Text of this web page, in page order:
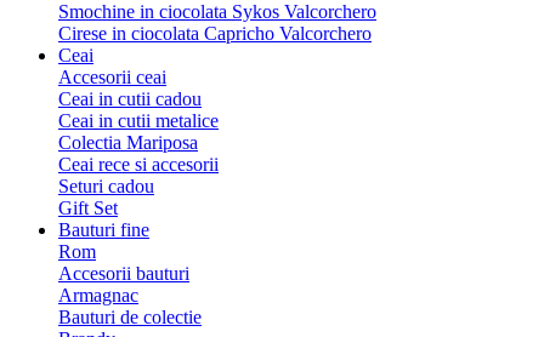
Smochine in ciocolata Sykos Valcorchero
Cirese in ciocolata Capricho Valcorchero
Ceai
Accesorii ceai
Ceai in cutii cadou
Ceai in cutii metalice
Colectia Mariposa
Ceai rece si accesorii
Seturi cadou
Gift Set
Bauturi fine
Rom
Accesorii bauturi
Armagnac
Bauturi de colectie